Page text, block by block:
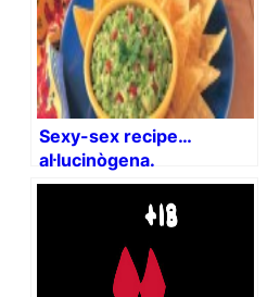
Sexy-sex recipe…
al·lucinògena.